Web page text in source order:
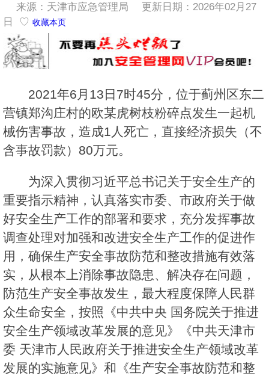
来源：天津市应急管理局
更新日期：2026年02月27
日 ♡ 收藏本页
2021年6月13日7时45分，位于蓟州区东二
营镇郑沟庄村的欧某虎树枝粉碎点发生一起机
械伤害事故，造成1人死亡，直接经济损失（不
含事故罚款）80万元。
为深入贯彻习近平总书记关于安全生产的
重要指示精神，认真落实市委、市政府关于做
好安全生产工作的部署和要求，充分发挥事故
调查处理对加强和改进安全生产工作的促进作
用，确保生产安全事故防范和整改措施有效落
实，从根本上消除事故隐患、解决存在问题，
防范生产安全事故发生，最大程度保障人民群
众生命安全，按照《中共中央 国务院关于推进
安全生产领域改革发展的意见》《中共天津市
委 天津市人民政府关于推进安全生产领域改革
发展的实施意见》和《生产安全事故防范和整